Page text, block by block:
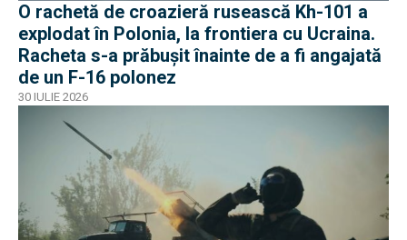
O rachetă de croazieră rusească Kh-101 a
explodat în Polonia, la frontiera cu Ucraina.
Racheta s-a prăbușit înainte de a fi angajată
de un F-16 polonez
30 IULIE 2026